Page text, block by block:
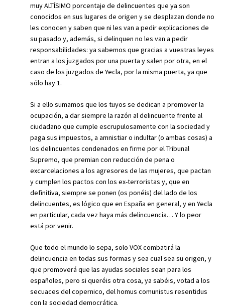
muy ALTÍSIMO porcentaje de delincuentes que ya son
conocidos en sus lugares de origen y se desplazan donde no
les conocen y saben que ni les van a pedir explicaciones de
su pasado y, además, si delinquen no les van a pedir
responsabilidades: ya sabemos que gracias a vuestras leyes
entran a los juzgados por una puerta y salen por otra, en el
caso de los juzgados de Yecla, por la misma puerta, ya que
sólo hay 1.
Si a ello sumamos que los tuyos se dedican a promover la
ocupación, a dar siempre la razón al delincuente frente al
ciudadano que cumple escrupulosamente con la sociedad y
paga sus impuestos, a amnistiar o indultar (o ambas cosas) a
los delincuentes condenados en firme por el Tribunal
Supremo, que premian con reducción de pena o
excarcelaciones a los agresores de las mujeres, que pactan
y cumplen los pactos con los ex-terroristas y, que en
definitiva, siempre se ponen (os ponéis) del lado de los
delincuentes, es lógico que en España en general, y en Yecla
en particular, cada vez haya más delincuencia… Y lo peor
está por venir.
Que todo el mundo lo sepa, solo VOX combatirá la
delincuencia en todas sus formas y sea cual sea su origen, y
que promoverá que las ayudas sociales sean para los
españoles, pero si queréis otra cosa, ya sabéis, votad a los
secuaces del copernico, del homus comunistus resentidus
con la sociedad democrática.